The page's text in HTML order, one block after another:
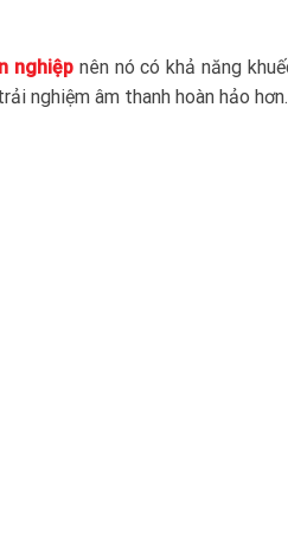
nghiệp nên nó có khả năng
nghiệm âm thanh hoàn hảo hơn.